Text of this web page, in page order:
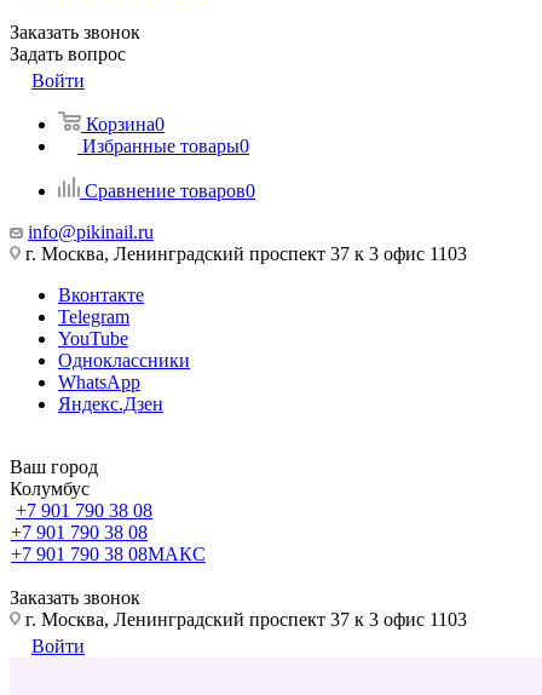
Заказать звонок
Задать вопрос
Войти
Корзина0
Избранные товары0
Сравнение товаров0
info@pikinail.ru
г. Москва, Ленинградский проспект 37 к 3 офис 1103
Вконтакте
Telegram
YouTube
Одноклассники
WhatsApp
Яндекс.Дзен
Ваш город
Колумбус
+7 901 790 38 08
+7 901 790 38 08
+7 901 790 38 08МАКС
Заказать звонок
г. Москва, Ленинградский проспект 37 к 3 офис 1103
Войти